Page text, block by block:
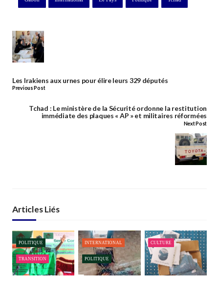
Les Irakiens aux urnes pour élire leurs 329 députés
Previous Post
Tchad : Le ministère de la Sécurité ordonne la restitution
immédiate des plaques « AP » et militaires réformées
Next Post
Articles Liés
POLITIQUE
TRANSITION
INTERNATIONAL
POLITIQUE
CULTURE